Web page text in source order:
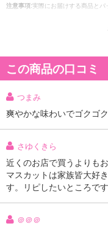
注意事項:実際にお届けする商品と
この商品の口コミ
つまみ
爽やかな味わいでゴクゴ
さゆくきら
近くのお店で買うよりも
マスカットは家族皆大好
す。リピしたいところで
＠＠＠